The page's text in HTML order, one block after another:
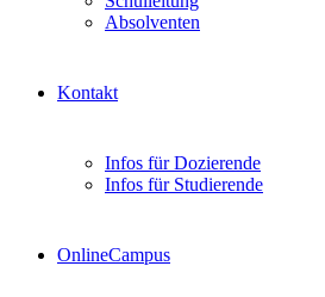
Absolventen
Kontakt
Infos für Dozierende
Infos für Studierende
OnlineCampus